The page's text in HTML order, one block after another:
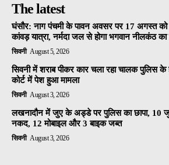
The latest
घंसौर: नाग पंचमी के पावन अवसर पर 17 अगस्त
कांवड़ यात्रा, नर्मदा जल से होगा भगवान नीलकंठ
सिवनी August 5, 2026
सिवनी में शराब पीकर कार चला रहा चालक पुलिस के
कोर्ट में पेश हुआ मामला
सिवनी August 3, 2026
लखनादौन में जुए के अड्डे पर पुलिस का छापा, 10
नकद, 12 मोबाइल और 3 बाइक जब्त
सिवनी August 3, 2026